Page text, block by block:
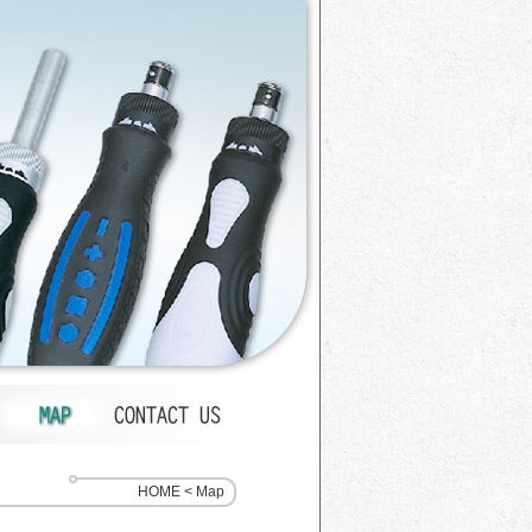
HOME < Map